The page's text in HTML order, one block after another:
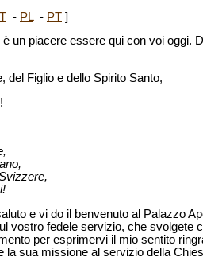
IT - PL- PT ]
è un piacere essere qui con voi oggi.
del Figlio e dello Spirito Santo,
e vi do il benvenuto al Palazzo
vostro fedele servizio, che svolgete
per esprimervi il mio sentito
la sua missione al servizio della